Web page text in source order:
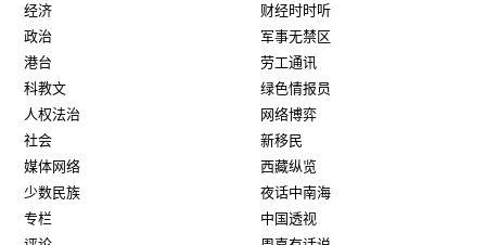
经济
政治
港台
科教文
人权法治
社会
媒体网络
少数民族
专栏
财经时时听
军事无禁区
劳工通讯
绿色情报员
网络博弈
新移民
西藏纵览
夜话中南海
中国透视